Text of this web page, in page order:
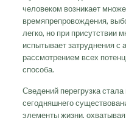
человеком возникает
времяпрепровождения,
легко, но при присутствии
испытывает затруднения
рассмотрением всех
способа.
Сведений перегрузка
сегодняшнего
элементы жизни,